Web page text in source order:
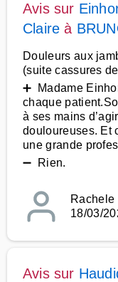
Avis sur
Claire à
Douleurs aux
(suite cassures
➕ Madame
chaque
à ses mains
douloureuses. Et
une grande
➖ Rien.
Rachele
18/03/
Avis sur